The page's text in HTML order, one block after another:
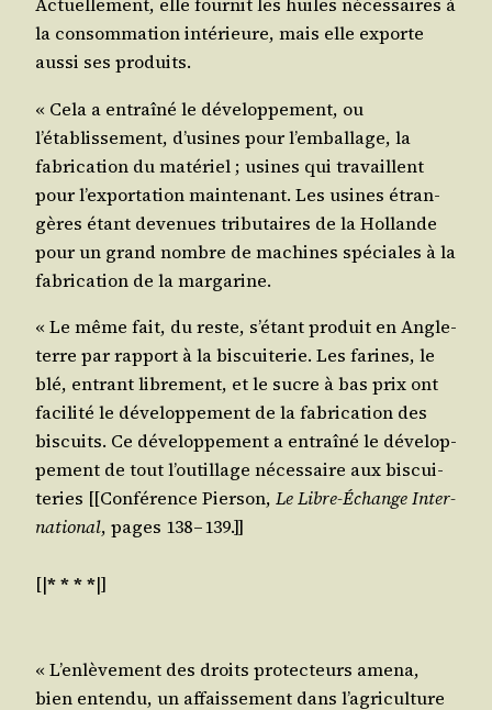
la consom­ma­tion inté­rieure, mais elle exporte
aus­si ses produits.
« Cela a entraî­né le déve­lop­pe­ment, ou
l’établissement, d’usines pour l’emballage, la
fabri­ca­tion du maté­riel ; usines qui tra­vaillent
pour l’exportation main­te­nant. Les usines étran­
gères étant deve­nues tri­bu­taires de la Hol­lande
pour un grand nombre de machines spé­ciales à la
fabri­ca­tion de la margarine.
« Le même fait, du reste, s’étant pro­duit en Angle­
terre par rap­port à la bis­cui­te­rie. Les farines, le
blé, entrant libre­ment, et le sucre à bas prix ont
faci­li­té le déve­lop­pe­ment de la fabri­ca­tion des
bis­cuits. Ce déve­lop­pe­ment a entraî­né le déve­lop­
pe­ment de tout l’outillage néces­saire aux bis­cui­
te­ries [[Confé­rence Pier­son, Le Libre-Échange Inter­
na­tio­nal, pages 138 – 139.]]
[|* * * *|]
« L’enlèvement des droits pro­tec­teurs ame­na,
bien enten­du, un affais­se­ment dans l’agriculture